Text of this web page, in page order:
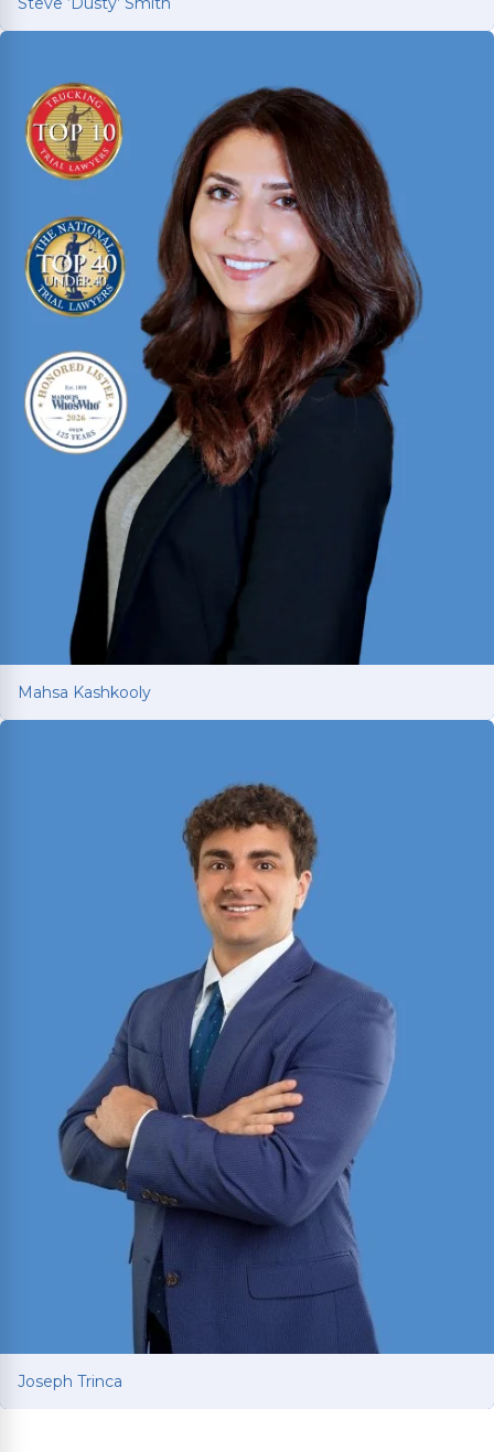
Reconocido como Texas Rising Star 2025 y uno
de los 10 mejores abogados menores de 40 años
en Texas. Miembro de los foros Million Dollar y
Multi-Million Dollar Advocates; recientemente
obtuvo un veredicto del jurado de $1.575 millones
en un caso disputado de vehículo comercial.
Ver más
Mahsa Kashkooly
Expresidenta de la Sociedad de Honor de Moot
Court que estudió Derecho Internacional bajo la
guía de un Juez de la Corte Suprema de EE. UU.
en Francia; licenciada en Texas y Nueva York.
Joseph Trinca